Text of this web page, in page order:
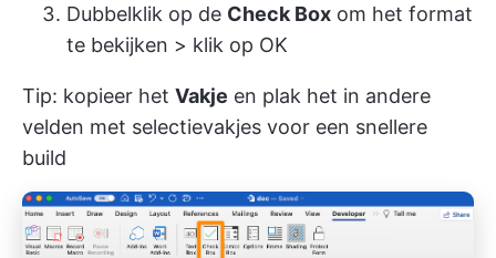
Dubbelklik op de Check Box om het format
te bekijken > klik op OK
Tip: kopieer het Vakje en plak het in andere
velden met selectievakjes voor een snellere
build